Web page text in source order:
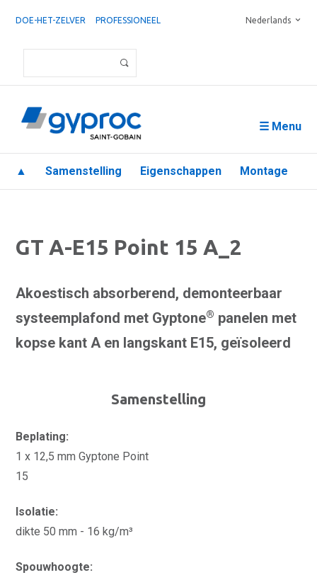
DOE-HET-ZELVER PROFESSIONEEL Nederlands
☰ Menu
▲ Samenstelling Eigenschappen Montage
GT A-E15 Point 15 A_2
Akoestisch absorberend, demonteerbaar
systeemplafond met Gyptone® panelen met
kopse kant A en langskant E15, geïsoleerd
Samenstelling
Beplating:
1 x 12,5 mm Gyptone Point
15
Isolatie:
dikte 50 mm - 16 kg/m³
Spouwhoogte: